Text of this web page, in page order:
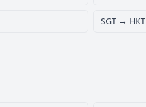
SGT → HKT